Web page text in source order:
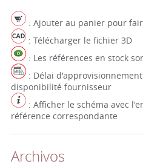
: Ajouter au panier pour
: Télécharger le fichier 3D
: Les références en stock
: Délai
disponibilité fournisseur
: Afficher le schéma avec
référence correspondante
Archivos